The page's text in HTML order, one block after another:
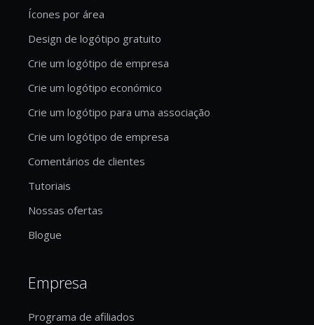
Ícones por área
Design de logótipo gratuito
Crie um logótipo de empresa
Crie um logótipo económico
Crie um logótipo para uma associação
Crie um logótipo de empresa
Comentários de clientes
Tutoriais
Nossas ofertas
Blogue
Empresa
Programa de afiliados